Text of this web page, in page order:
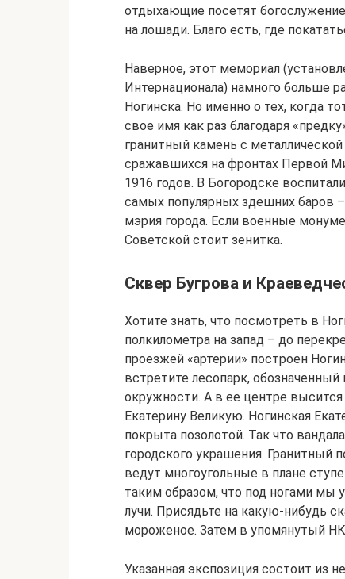
отдыхающие посетят
на лошади. Благо есть, где
Наверное, этот мемориал
Интернационала) намного больше
Ногинска. Но именно о тех, когда
свое имя как раз благодаря
гранитный камень с
сражавшихся на фронтах Первой
1916 годов. В Богородске
самых популярных здешних баров
мэрия города. Если военные
Советской стоит зенитка.
Сквер Бугрова и
Хотите знать, что посмотреть в
полкилометра на запад – до
проезжей «артерии» построен
встретите лесопарк,
окружности. А в ее центре
Екатерину Великую. Ногинская
покрыта позолотой. Так что
городского украшения. Гранитный
ведут многоугольные в плане
таким образом, что под ногами мы
лучи. Присядьте на какую-нибудь
мороженое. Затем в упомянутый
Указанная экспозиция состоит из